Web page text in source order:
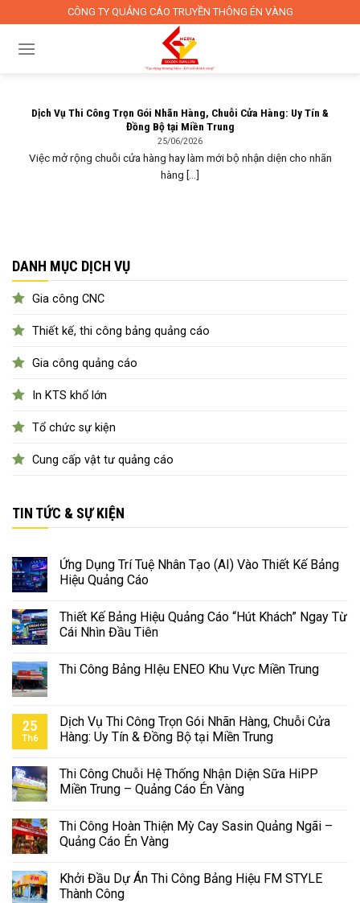
content
CÔNG TY QUẢNG CÁO TRUYỀN THÔNG ÉN VÀNG
Dịch Vụ Thi Công Trọn Gói Nhãn Hàng, Chuỗi Cửa Hàng: Uy Tín &
Đồng Bộ tại Miền Trung
25/06/2026
Việc mở rộng chuỗi cửa hàng hay làm mới bộ nhận diện cho nhãn
hàng [...]
DANH MỤC DỊCH VỤ
Gia công CNC
Thiết kế, thi công bảng quảng cáo
Gia công quảng cáo
In KTS khổ lớn
Tổ chức sự kiện
Cung cấp vật tư quảng cáo
TIN TỨC & SỰ KIỆN
Ứng Dụng Trí Tuệ Nhân Tạo (AI) Vào Thiết Kế Bảng
Hiệu Quảng Cáo
Thiết Kế Bảng Hiệu Quảng Cáo “Hút Khách” Ngay Từ
Cái Nhìn Đầu Tiên
Thi Công Bảng HIệu ENEO Khu Vực Miền Trung
25
Th6
Dịch Vụ Thi Công Trọn Gói Nhãn Hàng, Chuỗi Cửa
Hàng: Uy Tín & Đồng Bộ tại Miền Trung
Thi Công Chuỗi Hệ Thống Nhận Diện Sữa HiPP
Miền Trung – Quảng Cáo Én Vàng
Thi Công Hoàn Thiện Mỳ Cay Sasin Quảng Ngãi –
Quảng Cáo Én Vàng
Khởi Đầu Dự Án Thi Công Bảng Hiệu FM STYLE
Thành Công